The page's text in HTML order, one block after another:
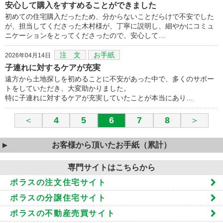
安心して購入をすすめることができました
初めての住宅購入だったため、分からないことだらけで不安でした
が、担当してくださった木村様が、丁寧に説明し、細やかにコミュ
ニケーションをとってくださったので、安心して…
2026年04月14日 注 文 お手紙
子連れに対するケアが充実
遠方から土地探しを初めることに不安があった中で、多くのサポー
トをしていただき、大変助かりました。
特に子連れに対するケアが充実していたことが本当にあり…
＜ 4 5 6 7 8 ＞
お客様から頂いたお手紙（累計）
専門サイトはこちらから
ポラスの注文住宅サイト
ポラスの分譲住宅サイト
ポラスの不動産売買サイト